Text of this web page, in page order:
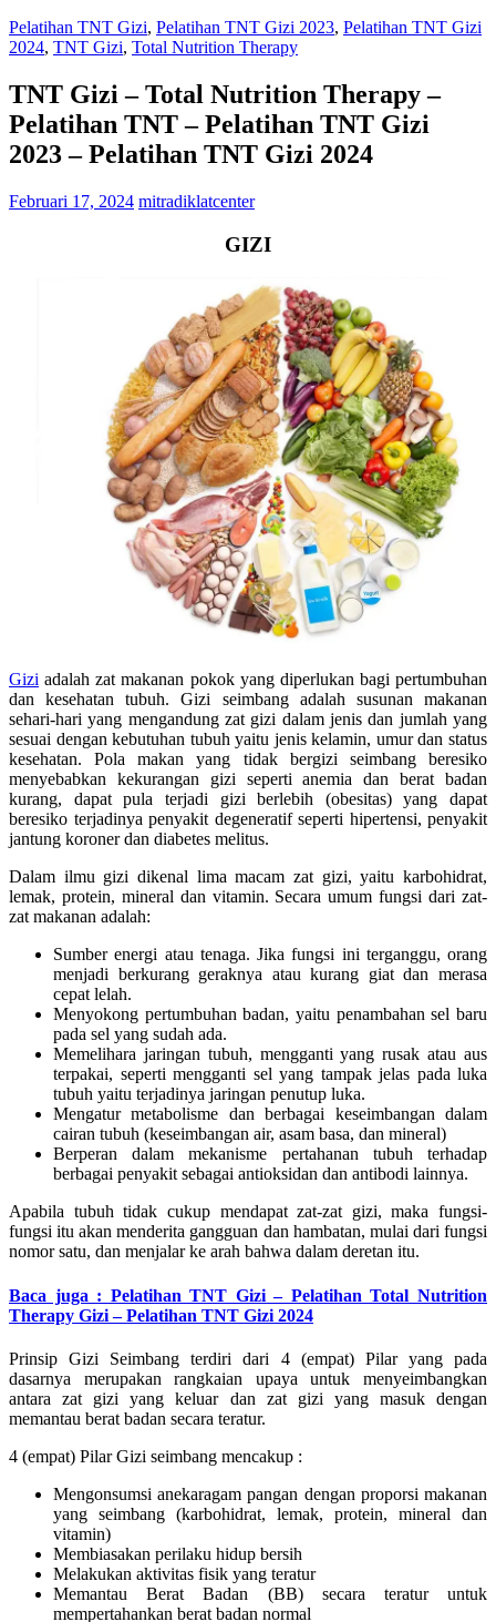
Pelatihan TNT Gizi, Pelatihan TNT Gizi 2023, Pelatihan TNT Gizi
2024, TNT Gizi, Total Nutrition Therapy
TNT Gizi – Total Nutrition Therapy –
Pelatihan TNT – Pelatihan TNT Gizi
2023 – Pelatihan TNT Gizi 2024
Februari 17, 2024 mitradiklatcenter
GIZI
Gizi adalah zat makanan pokok yang diperlukan bagi pertumbuhan
dan kesehatan tubuh. Gizi seimbang adalah susunan makanan
sehari-hari yang mengandung zat gizi dalam jenis dan jumlah yang
sesuai dengan kebutuhan tubuh yaitu jenis kelamin, umur dan status
kesehatan. Pola makan yang tidak bergizi seimbang beresiko
menyebabkan kekurangan gizi seperti anemia dan berat badan
kurang, dapat pula terjadi gizi berlebih (obesitas) yang dapat
beresiko terjadinya penyakit degeneratif seperti hipertensi, penyakit
jantung koroner dan diabetes melitus.
Dalam ilmu gizi dikenal lima macam zat gizi, yaitu karbohidrat,
lemak, protein, mineral dan vitamin. Secara umum fungsi dari zat-
zat makanan adalah:
Sumber energi atau tenaga. Jika fungsi ini terganggu, orang
menjadi berkurang geraknya atau kurang giat dan merasa
cepat lelah.
Menyokong pertumbuhan badan, yaitu penambahan sel baru
pada sel yang sudah ada.
Memelihara jaringan tubuh, mengganti yang rusak atau aus
terpakai, seperti mengganti sel yang tampak jelas pada luka
tubuh yaitu terjadinya jaringan penutup luka.
Mengatur metabolisme dan berbagai keseimbangan dalam
cairan tubuh (keseimbangan air, asam basa, dan mineral)
Berperan dalam mekanisme pertahanan tubuh terhadap
berbagai penyakit sebagai antioksidan dan antibodi lainnya.
Apabila tubuh tidak cukup mendapat zat-zat gizi, maka fungsi-
fungsi itu akan menderita gangguan dan hambatan, mulai dari fungsi
nomor satu, dan menjalar ke arah bahwa dalam deretan itu.
Baca juga : Pelatihan TNT Gizi – Pelatihan Total Nutrition
Therapy Gizi – Pelatihan TNT Gizi 2024
Prinsip Gizi Seimbang terdiri dari 4 (empat) Pilar yang pada
dasarnya merupakan rangkaian upaya untuk menyeimbangkan
antara zat gizi yang keluar dan zat gizi yang masuk dengan
memantau berat badan secara teratur.
4 (empat) Pilar Gizi seimbang mencakup :
Mengonsumsi anekaragam pangan dengan proporsi makanan
yang seimbang (karbohidrat, lemak, protein, mineral dan
vitamin)
Membiasakan perilaku hidup bersih
Melakukan aktivitas fisik yang teratur
Memantau Berat Badan (BB) secara teratur untuk
mempertahankan berat badan normal